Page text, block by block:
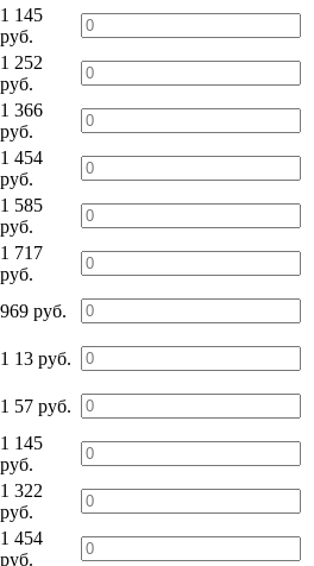
1 145
руб.
1 252
руб.
1 366
руб.
1 454
руб.
1 585
руб.
1 717
руб.
969 руб.
1 13 руб.
1 57 руб.
1 145
руб.
1 322
руб.
1 454
руб.